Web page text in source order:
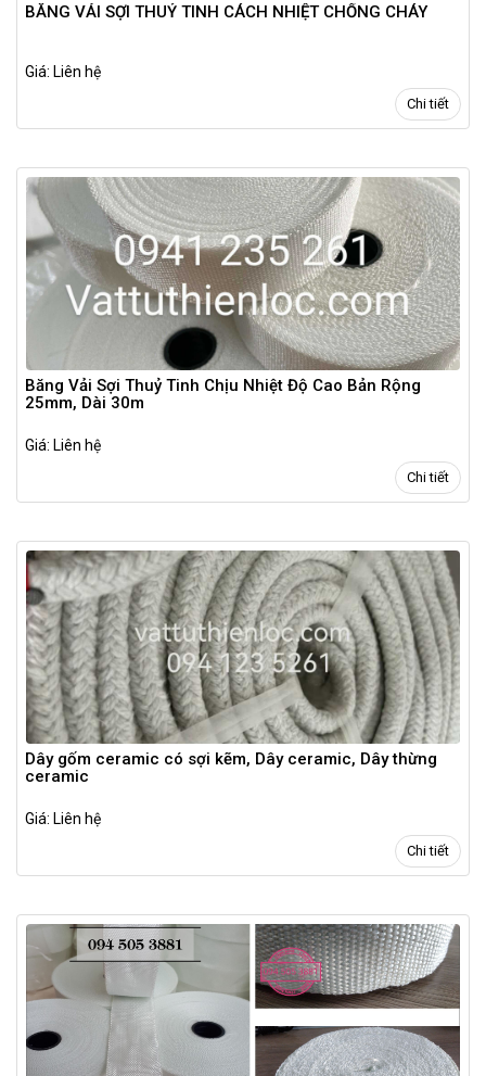
BĂNG VẢI SỢI THUỶ TINH CÁCH NHIỆT CHỐNG CHÁY
Giá: Liên hệ
Chi tiết
Băng Vải Sợi Thuỷ Tinh Chịu Nhiệt Độ Cao Bản Rộng
25mm, Dài 30m
Giá: Liên hệ
Chi tiết
Dây gốm ceramic có sợi kẽm, Dây ceramic, Dây thừng
ceramic
Giá: Liên hệ
Chi tiết